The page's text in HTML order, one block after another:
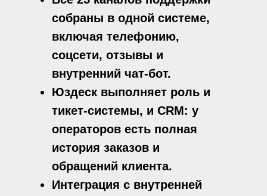
собраны в одной системе,
включая телефонию,
соцсети, отзывы и
внутренний чат-бот.
Юздеск выполняет роль и
тикет-системы, и CRM: у
операторов есть полная
история заказов и
обращений клиента.
Интеграция с внутренней